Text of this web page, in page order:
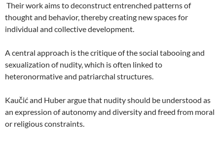
Their work aims to deconstruct entrenched patterns of
thought and behavior, thereby creating new spaces for
individual and collective development.
A central approach is the critique of the social tabooing and
sexualization of nudity, which is often linked to
heteronormative and patriarchal structures.
Kaučić and Huber argue that nudity should be understood as
an expression of autonomy and diversity and freed from moral
or religious constraints.